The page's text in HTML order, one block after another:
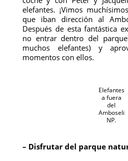
elefantes. ¡Vimos
que iban dirección al
Después de esta fantástica
no entrar dentro del
muchos elefantes) y
momentos con ellos.
Elefantes
a fuera
del
Amboseli
NP.
– Disfrutar del parque